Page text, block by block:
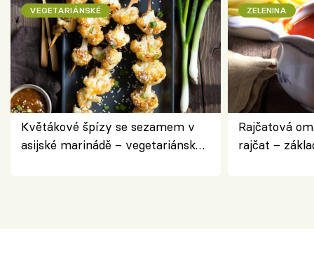
VEGETARIÁNSKÉ
Květákové špízy se sezamem v
asijské marinádě – vegetariánská
ZELENINA
Rajčatová
rajčat –